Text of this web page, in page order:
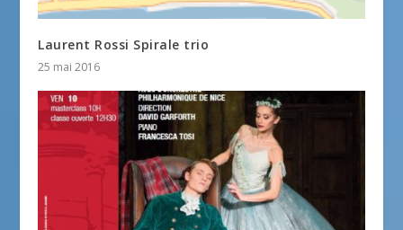
Laurent Rossi Spirale trio
25 mai 2016